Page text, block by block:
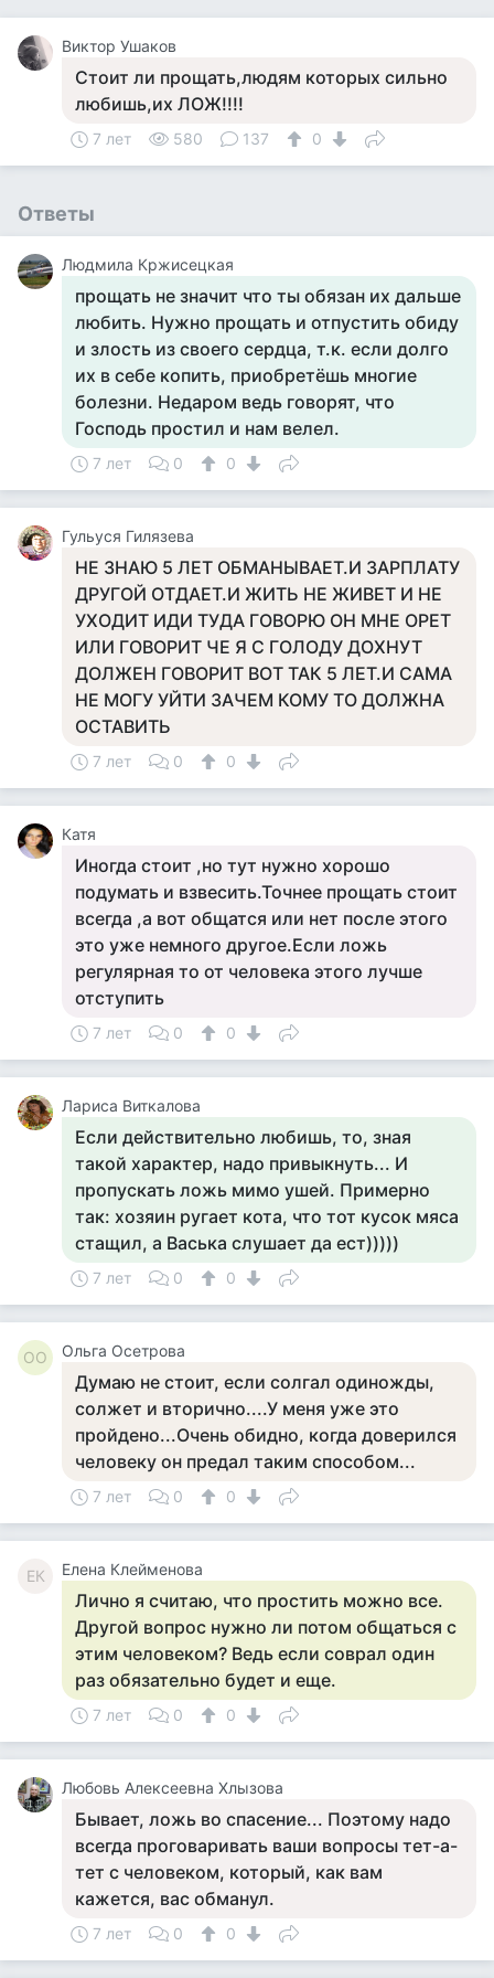
Виктор Ушаков
Стоит ли прощать,людям которых сильно
любишь,их ЛОЖ!!!!
7 лет 580 137 0
Ответы
Людмила Кржисецкая
прощать не значит что ты обязан их дальше
любить. Нужно прощать и отпустить обиду
и злость из своего сердца, т.к. если долго
их в себе копить, приобретёшь многие
болезни. Недаром ведь говорят, что
Господь простил и нам велел.
7 лет 0 0
Гульуся Гилязева
НЕ ЗНАЮ 5 ЛЕТ ОБМАНЫВАЕТ.И ЗАРПЛАТУ
ДРУГОЙ ОТДАЕТ.И ЖИТЬ НЕ ЖИВЕТ И НЕ
УХОДИТ ИДИ ТУДА ГОВОРЮ ОН МНЕ ОРЕТ
ИЛИ ГОВОРИТ ЧЕ Я С ГОЛОДУ ДОХНУТ
ДОЛЖЕН ГОВОРИТ ВОТ ТАК 5 ЛЕТ.И САМА
НЕ МОГУ УЙТИ ЗАЧЕМ КОМУ ТО ДОЛЖНА
ОСТАВИТЬ
7 лет 0 0
Катя
Иногда стоит ,но тут нужно хорошо
подумать и взвесить.Точнее прощать стоит
всегда ,а вот общатся или нет после этого
это уже немного другое.Если ложь
регулярная то от человека этого лучше
отступить
7 лет 0 0
Лариса Виткалова
Если действительно любишь, то, зная
такой характер, надо привыкнуть... И
пропускать ложь мимо ушей. Примерно
так: хозяин ругает кота, что тот кусок мяса
стащил, а Васька слушает да ест)))))
7 лет 0 0
ОО Ольга Осетрова
Думаю не стоит, если солгал одиножды,
солжет и вторично....У меня уже это
пройдено...Очень обидно, когда доверился
человеку он предал таким способом...
7 лет 0 0
ЕК Елена Клейменова
Лично я считаю, что простить можно все.
Другой вопрос нужно ли потом общаться с
этим человеком? Ведь если соврал один
раз обязательно будет и еще.
7 лет 0 0
Любовь Алексеевна Хлызова
Бывает, ложь во спасение... Поэтому надо
всегда проговаривать ваши вопросы тет-а-
тет с человеком, который, как вам
кажется, вас обманул.
7 лет 0 0